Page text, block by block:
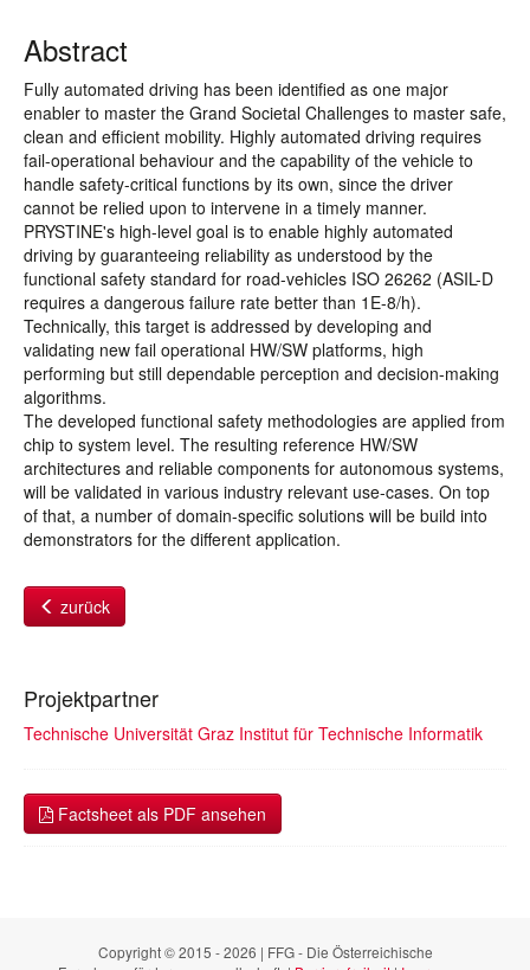
Abstract
Fully automated driving has been identified as one major
enabler to master the Grand Societal Challenges to master safe,
clean and efficient mobility. Highly automated driving requires
fail-operational behaviour and the capability of the vehicle to
handle safety-critical functions by its own, since the driver
cannot be relied upon to intervene in a timely manner.
PRYSTINE's high-level goal is to enable highly automated
driving by guaranteeing reliability as understood by the
functional safety standard for road-vehicles ISO 26262 (ASIL-D
requires a dangerous failure rate better than 1E-8/h).
Technically, this target is addressed by developing and
validating new fail operational HW/SW platforms, high
performing but still dependable perception and decision-making
algorithms.
The developed functional safety methodologies are applied from
chip to system level. The resulting reference HW/SW
architectures and reliable components for autonomous systems,
will be validated in various industry relevant use-cases. On top
of that, a number of domain-specific solutions will be build into
demonstrators for the different application.
zurück
Projektpartner
Technische Universität Graz Institut für Technische Informatik
Factsheet als PDF ansehen
Copyright © 2015 - 2026 | FFG - Die Österreichische